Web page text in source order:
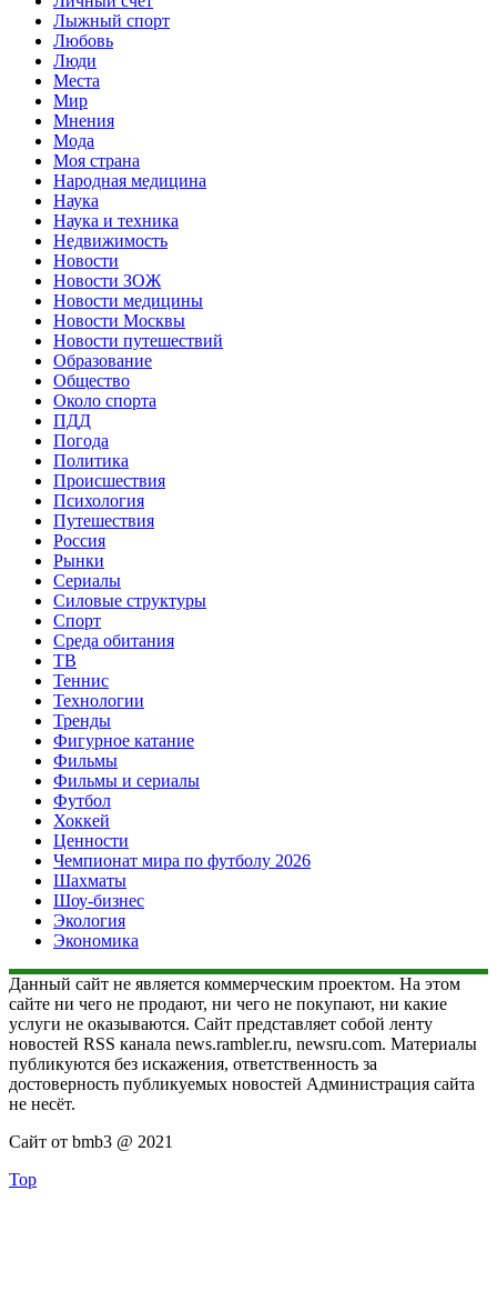
Лыжный спорт
Любовь
Люди
Места
Мир
Мнения
Мода
Моя страна
Народная медицина
Наука
Наука и техника
Недвижимость
Новости
Новости ЗОЖ
Новости медицины
Новости Москвы
Новости путешествий
Образование
Общество
Около спорта
ПДД
Погода
Политика
Происшествия
Психология
Путешествия
Россия
Рынки
Сериалы
Силовые структуры
Спорт
Среда обитания
ТВ
Теннис
Технологии
Тренды
Фигурное катание
Фильмы
Фильмы и сериалы
Футбол
Хоккей
Ценности
Чемпионат мира по футболу 2026
Шахматы
Шоу-бизнес
Экология
Экономика
Данный сайт не является коммерческим проектом. На этом
сайте ни чего не продают, ни чего не покупают, ни какие
услуги не оказываются. Сайт представляет собой ленту
новостей RSS канала news.rambler.ru, newsru.com. Материалы
публикуются без искажения, ответственность за
достоверность публикуемых новостей Администрация сайта
не несёт.
Сайт от bmb3 @ 2021
Top